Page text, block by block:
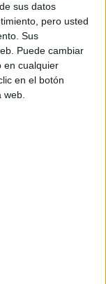
sus datos
pero usted
Sus
Puede cambiar
en cualquier
en el botón
*